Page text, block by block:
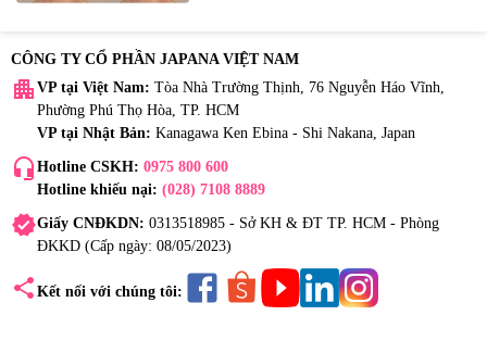
CÔNG TY CỔ PHẦN JAPANA VIỆT NAM
apartment VP tại Việt Nam: Tòa Nhà Trường Thịnh, 76 Nguyễn Háo Vĩnh,
Phường Phú Thọ Hòa, TP. HCM
VP tại Nhật Bản: Kanagawa Ken Ebina - Shi Nakana, Japan
headset_mic Hotline CSKH: 0975 800 600
Hotline khiếu nại: (028) 7108 8889
verifiedGiấy CNĐKDN: 0313518985 - Sở KH & ĐT TP. HCM - Phòng
ĐKKD (Cấp ngày: 08/05/2023)
share Kết nối với chúng tôi: